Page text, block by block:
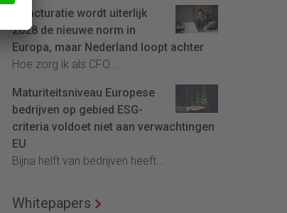
E-facturatie wordt uiterlijk
2028 de nieuwe norm in
Europa, maar Nederland loopt achter
Hoe zorg ik als CFO...
Maturiteitsniveau Europese
bedrijven op gebied ESG-
criteria voldoet niet aan verwachtingen
EU
Bijna helft van bedrijven heeft...
Whitepapers